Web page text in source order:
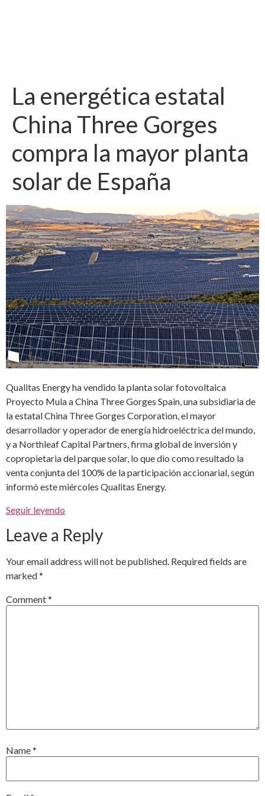
La energética estatal
China Three Gorges
compra la mayor planta
solar de España
Qualitas Energy ha vendido la planta solar fotovoltaica
Proyecto Mula a China Three Gorges Spain, una subsidiaria de
la estatal China Three Gorges Corporation, el mayor
desarrollador y operador de energía hidroeléctrica del mundo,
y a Northleaf Capital Partners, firma global de inversión y
copropietaria del parque solar, lo que dio como resultado la
venta conjunta del 100% de la participación accionarial, según
informó este miércoles Qualitas Energy.
Seguir leyendo
Leave a Reply
Your email address will not be published. Required fields are
marked*
Comment*
Name*